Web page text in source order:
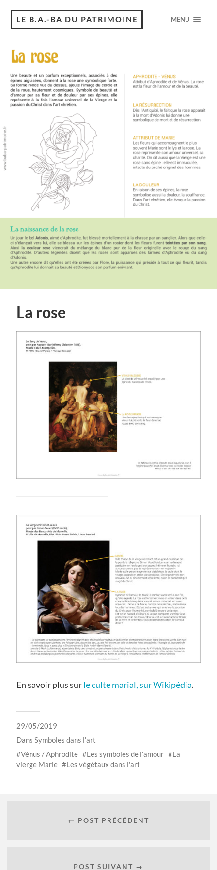
LE B.A.-BA DU PATRIMOINE MENU
La rose
En savoir plus surle culte marial, sur Wikipédia.
29/05/2019
Dans Symboles dans l'art
Vénus / Aphrodite
Les symboles de l'amour
La
vierge Marie
Les végétaux dans l'art
← POST PRÉCÉDENT
POST SUIVANT →